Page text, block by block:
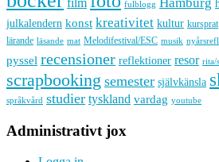
film fulblogg Hamburg
julkalendern konst kreativitet kultur kursprat
lärande läsande mat Melodifestival/ESC musik
pyssel recensioner reflektioner resor rita/
scrapbooking semester självkänsla
språkvård studier tyskland vardag youtube
Administrativt jox